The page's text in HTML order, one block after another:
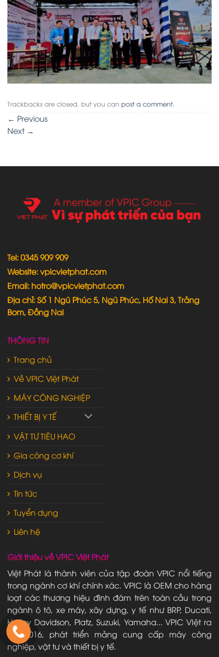
Trackbacks are closed, but you can post a comment.
← Previous
Next →
Tel: 0345 909 909
Website: vpicvietphat.com
Email: hotro@vpicvietphat.com
Địa chỉ: Số 1 Ngũ Phúc 5, Ngũ Phúc, Hố Nai 3, Trảng
Bom, Đồng Nai
THÔNG TIN
Trang chủ
Về VPIC Việt Phát
MÁY CÔNG NGHIỆP
THIẾT BỊ Y TẾ
VẬT TƯ TIÊU HAO
Gia công cơ khí
Dịch vụ
Tin tức
Tuyển dụng
Liên hệ
Giới thiệu về VPIC Việt Phát
Việt Phát là thành viên của tập đoàn VPIC nổi tiếng
trong ngành cơ khí chính xác. VPIC là OEM cho hàng
loạt các thương hiệu đình đám trên toàn cầu trong
ngành ô tô, xe máy, xây dựng, y tế như BRP, Ducati,
Harley Davidson, Platz, Suzuki, Yamaha... VPIC VIệt ra
đời 2016, phát triển mảng cung cấp máy công
nghiệp, vật tư và thiết bị y tế.